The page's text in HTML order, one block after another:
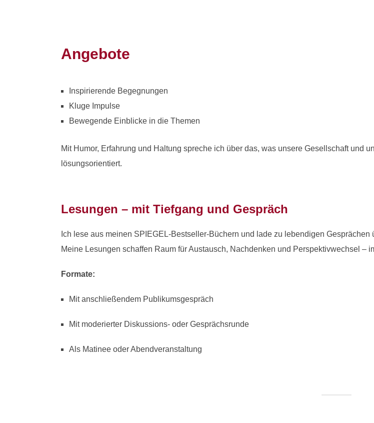
Angebote
Inspirierende Begegnungen
Kluge Impulse
Bewegende Einblicke in die Themen
Mit Humor, Erfahrung und Haltung spreche ich über das, was unsere Gesellschaft und
lösungsorientiert.
Lesungen – mit Tiefgang und Gespräch
Ich lese aus meinen SPIEGEL-Bestseller-Büchern und lade zu lebendigen
Meine Lesungen schaffen Raum für Austausch, Nachdenken und Perspektivwechsel –
Formate:
Mit anschließendem Publikumsgespräch
Mit moderierter Diskussions- oder Gesprächsrunde
Als Matinee oder Abendveranstaltung